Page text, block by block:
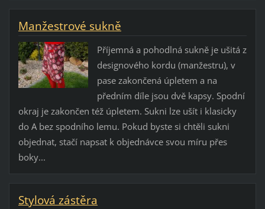
Manžestrové sukně
Příjemná a pohodlná sukně je ušitá z
designového kordu (manžestru), v
pase zakončená úpletem a na
předním díle jsou dvě kapsy. Spodní
okraj je zakončen též úpletem. Sukni lze ušít i klasicky
do A bez spodního lemu. Pokud byste si chtěli sukni
objednat, stačí napsat k objednávce svou míru přes
boky...
Stylová zástěra